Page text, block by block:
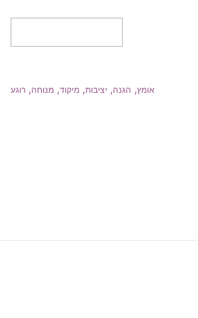
אומץ, הגנה, יציבות, מיקוד, מנוחה, רוגע